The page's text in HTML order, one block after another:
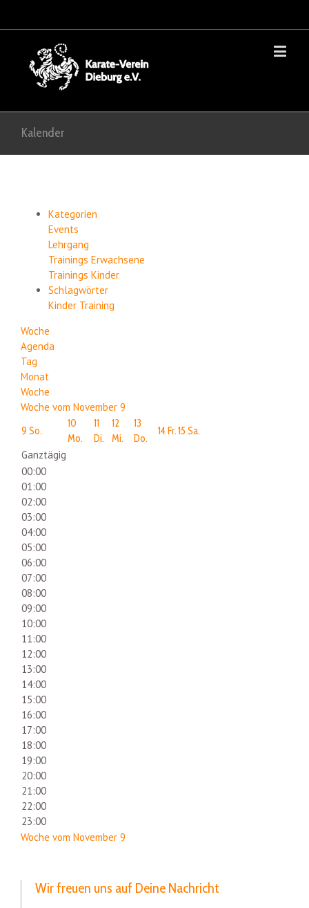
Kalender
Kategorien
Events
Lehrgang
Trainings Erwachsene
Trainings Kinder
Schlagwörter
Kinder Training
Woche
Agenda
Tag
Monat
Woche
Woche vom November 9
9 So.
10
Mo.
11
Di.
12
Mi.
13
Do.
14Fr.15 Sa.
Ganztägig
00:00
01:00
02:00
03:00
04:00
05:00
06:00
07:00
08:00
09:00
10:00
11:00
12:00
13:00
14:00
15:00
16:00
17:00
18:00
19:00
20:00
21:00
22:00
23:00
Woche vom November 9
Wir freuen uns auf Deine Nachricht